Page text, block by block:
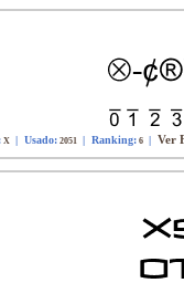
X | Usado: 2051 | Ranking: 6 | Ver